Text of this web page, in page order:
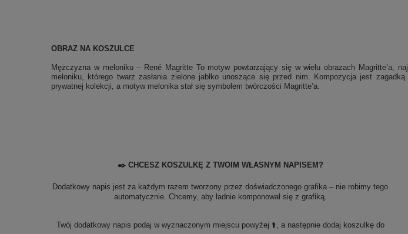
OBRAZ NA KOSZULCE
Mężczyzna w meloniku – René Magritte To motyw powtarzający się w wielu obrazach Magritte’a,
meloniku, którego twarz zasłania zielone jabłko unoszące się przed nim. Kompozycja jest
prywatnej kolekcji, a motyw melonika stał się symbolem twórczości Magritte’a.
✒️ CHCESZ KOSZULKĘ Z TWOIM WŁASNYM NAPISEM?
Dodatkowy napis jest za każdym razem tworzony przez doświadczonego grafika – nie robimy tego
automatycznie. Chcemy, aby ładnie komponował się z grafiką.
Twój dodatkowy napis podaj w wyznaczonym miejscu powyżej ⬆️, a następnie dodaj koszulkę do